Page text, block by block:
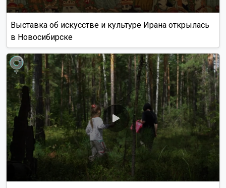
Выставка об искусстве и культуре Ирана открылась
в Новосибирске